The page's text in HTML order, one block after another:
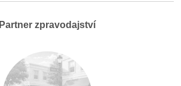
Partner zpravodajství